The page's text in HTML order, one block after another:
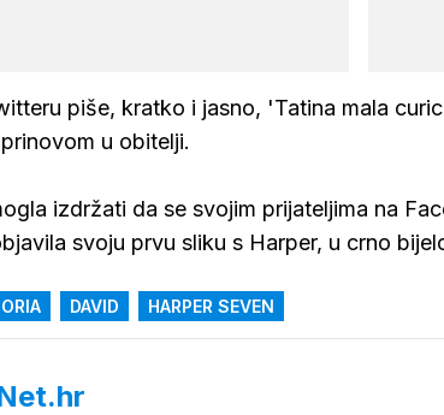
piše, kratko i jasno, 'Tatina mala
u obitelji.
izdržati da se svojim prijateljima na
svoju prvu sliku s Harper, u crno
DAVID HARPER SEVEN